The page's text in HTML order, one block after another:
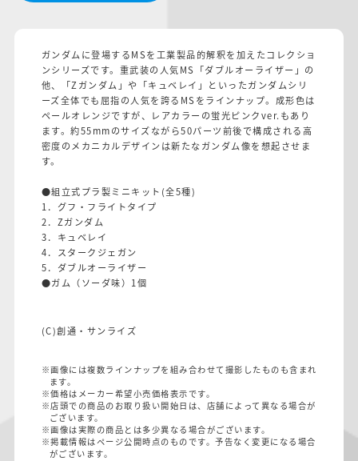
ガンダムに登場するMSを工業製品的解釈を加えたコレクショ
ンシリーズです。重武装の人気MS「ダブルオーライザー」の
他、「Zガンダム」や「キュベレイ」といったガンダムシリ
ーズ全体でも屈指の人気を誇るMSをラインナップ。成形色は
ペールオレンジですが、レアカラーの蛍光ピンクver.もあり
ます。約55mmのサイズながら50パーツ前後で構成される高
密度のメカニカルデザインは新たなガンダム像を想起させま
す。
●組立式プラ製ミニキット(全5種)
1．グフ・フライトタイプ
2．Zガンダム
3．キュベレイ
4．スタークジェガン
5．ダブルオーライザー
●ガム（ソーダ味）1個
(C)創通・サンライズ
※画像には複数ラインナップを組み合わせて撮影したものも含まれ
ます。
※価格はメーカー希望小売価格表示です。
※店頭での商品のお取り扱い開始日は、店舗によって異なる場合が
ございます。
※画像は実際の商品とは多少異なる場合がございます。
※掲載情報はページ公開時点のものです。予告なく変更になる場合
がございます。